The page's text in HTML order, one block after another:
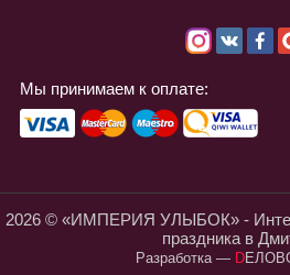
Мы принимаем к оплате:
2026 © «ИМПЕРИЯ УЛЫБОК» -
праздника в
Разработка—